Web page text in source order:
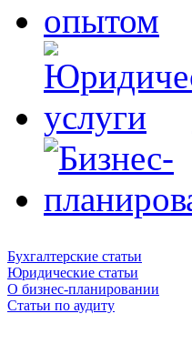
Бухгалтерские статьи
Юридические статьи
О бизнес-планировании
Статьи по аудиту